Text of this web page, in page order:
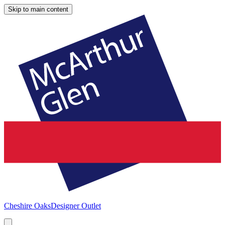
Skip to main content
Cheshire OaksDesigner Outlet